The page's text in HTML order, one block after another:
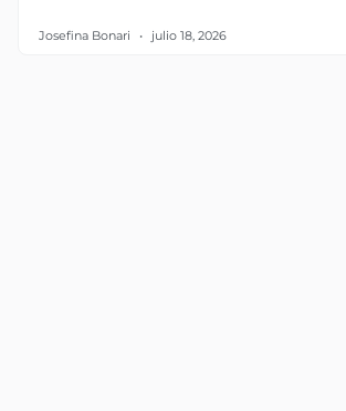
Josefina Bonari julio 18, 2026